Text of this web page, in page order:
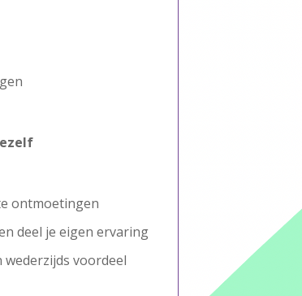
ontmoetingen
deel je eigen ervaring
voordeel